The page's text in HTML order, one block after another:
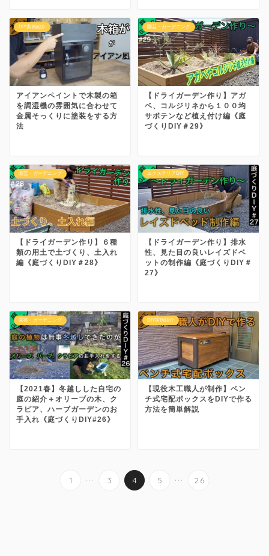
DIY実例紹介
アイアンペイントで木製の箱
を調湿機の雰囲気に合わせて
金属そっくりに塗装をする方
法
園芸・ガーデニング
【ドライガーデン作り】アガ
ベ、コルジリネから１００均
サボテンなど植え付け編《庭
づくりDIY＃29》
園芸・ガーデニング
【ドライガーデン作り】６種
類の用土で土づくり、土入れ
編《庭づくりDIY＃28》
エクステリアDIY
【ドライガーデン作り】排水
性、見た目の良いレイズドベ
ットの制作編《庭づくりDIY＃
27》
園芸・ガーデニング
【2021春】冬越しした自宅の
庭の紹介＋オリーブの木、ク
ラピア、ハーブガーデンのお
手入れ《庭づくりDIY#26》
DIY実例紹介
【現役木工職人が制作】ベン
チ式宅配ボックスをDIYで作る
方法を簡単解説
1 ... 3 4 5 ... 26